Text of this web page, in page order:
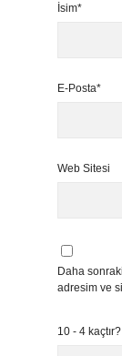
İsim*
E-Posta*
Web Sitesi
Daha
adresim ve
10 - 4 kaçtır?